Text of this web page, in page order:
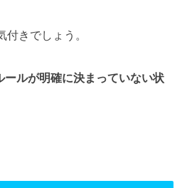
きでしょう。
ルが明確に決まっていない状